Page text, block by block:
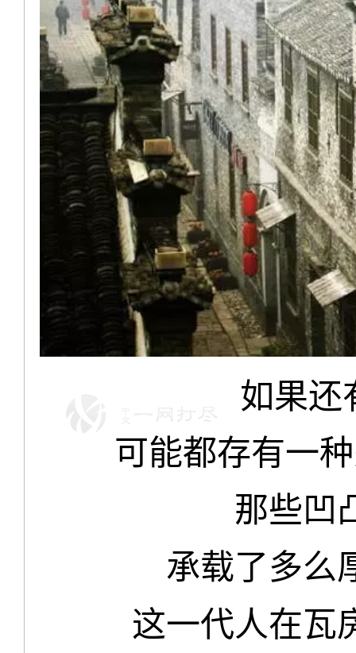
如果还
可能都存有一
那些凹
承载了多
这一代人在瓦